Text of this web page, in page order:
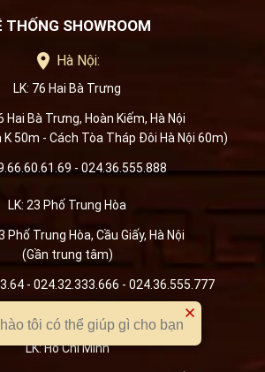
THỐNG SHOWROOM
Hà Nội:
LK: 76 Hai Bà Trưng
Hai Bà Trưng, Hoàn Kiếm, Hà Nội
50m - Cách Tòa Tháp Đôi Hà Nội 60m)
- 024.36.555.888
LK: 23 Phố Trung Hòa
Phố Trung Hòa, Cầu Giấy, Hà Nội
(Gần trung tâm)
- 024.32.333.666 - 024.36.555.777
Hồ Chí Minh:
LK: Hồ Chí Minh
tôi có thể giúp gì cho bạn